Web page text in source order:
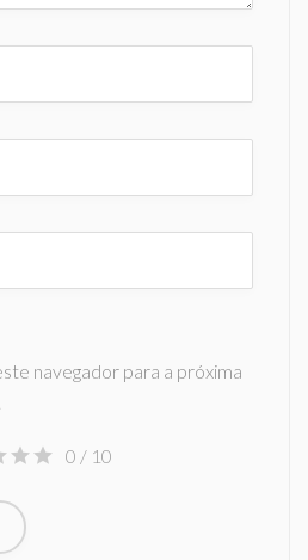
navegador para a próxima
0 / 10